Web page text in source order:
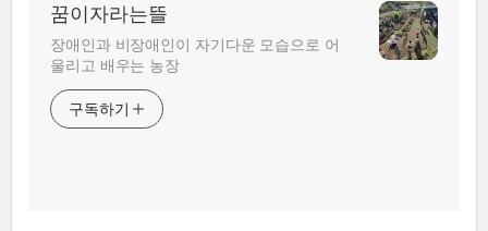
꿈이자라는뜰
장애인과 비장애인이 자기다운 모습으로 어
울리고 배우는 농장
구독하기